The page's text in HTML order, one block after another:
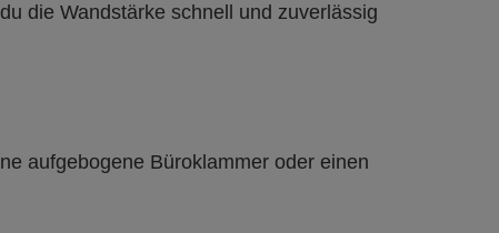
die Wandstärke schnell und zuverlässig
aufgebogene Büroklammer oder einen